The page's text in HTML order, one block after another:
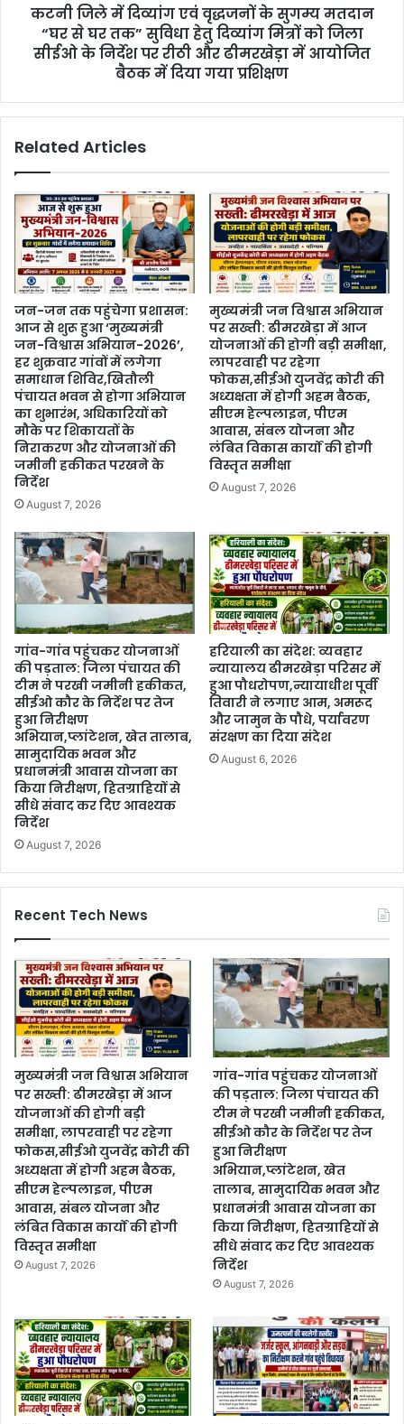
कटनी जिले में दिव्यांग एवं वृद्धजनों के सुगम्य मतदान
“घर से घर तक” सुविधा हेतु दिव्यांग मित्रों को जिला
सीईओ के निर्देश पर रीठी और ढीमरखेड़ा में आयोजित
बैठक में दिया गया प्रशिक्षण
Related Articles
जन-जन तक पहुंचेगा प्रशासन:
आज से शुरू हुआ ‘मुख्यमंत्री
जन-विश्वास अभियान-2026’,
हर शुक्रवार गांवों में लगेगा
समाधान शिविर,खितौली
पंचायत भवन से होगा अभियान
का शुभारंभ, अधिकारियों को
मौके पर शिकायतों के
निराकरण और योजनाओं की
जमीनी हकीकत परखने के
निर्देश
August 7, 2026
मुख्यमंत्री जन विश्वास अभियान
पर सख्ती: ढीमरखेड़ा में आज
योजनाओं की होगी बड़ी समीक्षा,
लापरवाही पर रहेगा
फोकस,सीईओ युजवेंद्र कोरी की
अध्यक्षता में होगी अहम बैठक,
सीएम हेल्पलाइन, पीएम
आवास, संबल योजना और
लंबित विकास कार्यों की होगी
विस्तृत समीक्षा
August 7, 2026
गांव-गांव पहुंचकर योजनाओं
की पड़ताल: जिला पंचायत की
टीम ने परखी जमीनी हकीकत,
सीईओ कौर के निर्देश पर तेज
हुआ निरीक्षण
अभियान,प्लांटेशन, खेत तालाब,
सामुदायिक भवन और
प्रधानमंत्री आवास योजना का
किया निरीक्षण, हितग्राहियों से
सीधे संवाद कर दिए आवश्यक
निर्देश
August 7, 2026
हरियाली का संदेश: व्यवहार
न्यायालय ढीमरखेड़ा परिसर में
हुआ पौधरोपण,न्यायाधीश पूर्वी
तिवारी ने लगाए आम, अमरूद
और जामुन के पौधे, पर्यावरण
संरक्षण का दिया संदेश
August 6, 2026
Recent Tech News
मुख्यमंत्री जन विश्वास अभियान
पर सख्ती: ढीमरखेड़ा में आज
योजनाओं की होगी बड़ी
समीक्षा, लापरवाही पर रहेगा
फोकस,सीईओ युजवेंद्र कोरी की
अध्यक्षता में होगी अहम बैठक,
सीएम हेल्पलाइन, पीएम
आवास, संबल योजना और
लंबित विकास कार्यों की होगी
विस्तृत समीक्षा
August 7, 2026
गांव-गांव पहुंचकर योजनाओं
की पड़ताल: जिला पंचायत की
टीम ने परखी जमीनी हकीकत,
सीईओ कौर के निर्देश पर तेज
हुआ निरीक्षण
अभियान,प्लांटेशन, खेत
तालाब, सामुदायिक भवन और
प्रधानमंत्री आवास योजना का
किया निरीक्षण, हितग्राहियों से
सीधे संवाद कर दिए आवश्यक
निर्देश
August 7, 2026